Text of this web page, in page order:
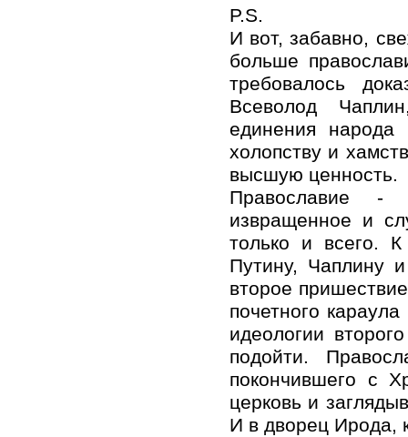
P.S.
И вот, забавно,
больше
требовалось
Всеволод
единения
холопству и
высшую ценность.
Православие -
извращенное и
только и всего.
Путину, Чаплину
второе
почетного
идеологии
подойти.
покончившего с
церковь и
И в дворец Ирода,